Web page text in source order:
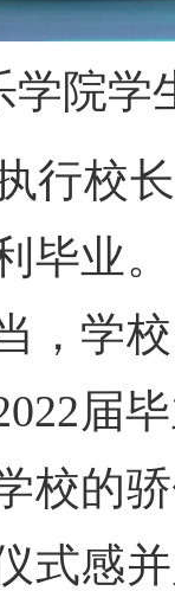
学院学
校长
毕业
，学
届
校的
式感